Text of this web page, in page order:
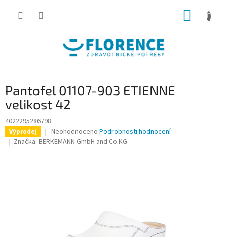
Pantofel 01107-903 ETIENNE
velikost 42
4022295286798
Výprodej
Průměrné
hodnocení
Neohodnoceno Podrobnosti hodnocení
Značka: BERKEMANN GmbH and Co.KG